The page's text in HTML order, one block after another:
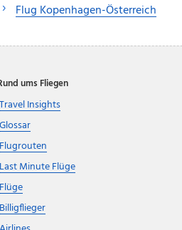
Flug Kopenhagen-Österreich